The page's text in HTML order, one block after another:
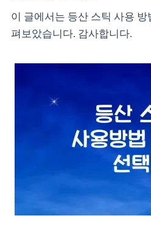
이 글에서는 등산 스틱 사용
펴보았습니다. 감사합니다.